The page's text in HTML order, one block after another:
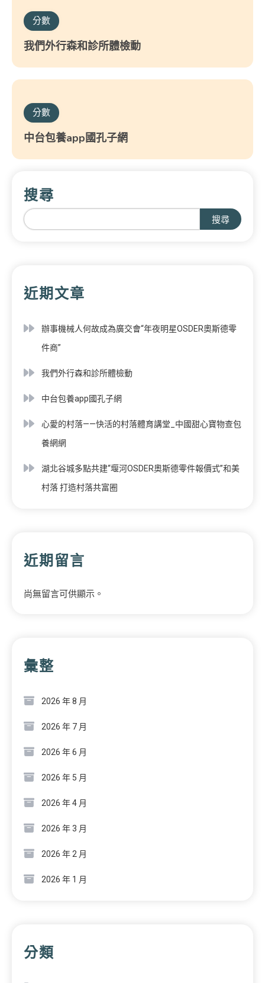
分數
我們外行森和診所體檢動
分數
中台包養app國孔子網
搜尋
搜尋
近期文章
辦事機械人何故成為廣交會“年夜明星OSDER奧斯德零
件商”
我們外行森和診所體檢動
中台包養app國孔子網
心愛的村落——快活的村落體育講堂_中國甜心寶物查包
養網網
湖北谷城多點共建“堰河OSDER奧斯德零件報價式”和美
村落 打造村落共富圈
近期留言
尚無留言可供顯示。
彙整
2026 年 8 月
2026 年 7 月
2026 年 6 月
2026 年 5 月
2026 年 4 月
2026 年 3 月
2026 年 2 月
2026 年 1 月
分類